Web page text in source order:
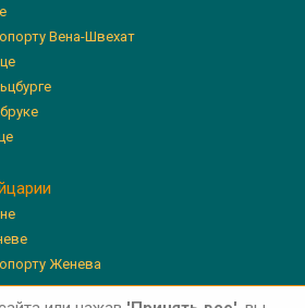
Вена-Швехат
Женева